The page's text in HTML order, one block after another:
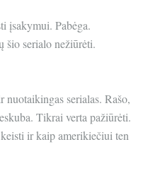
įsakymui. Pabėga.
šio serialo nežiūrėti.
nuotaikingas serialas. Rašo,
Tikrai verta pažiūrėti.
ir kaip amerikiečiui ten